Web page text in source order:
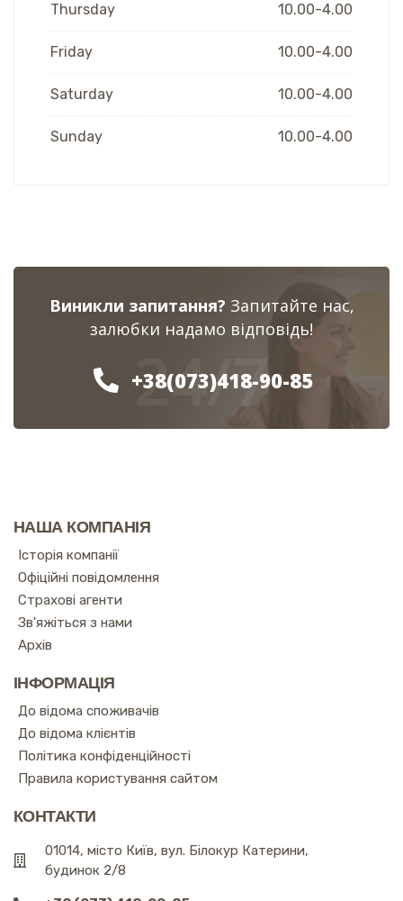
Thursday 10.00-4.00
Friday 10.00-4.00
Saturday 10.00-4.00
Sunday 10.00-4.00
Виникли запитання? Запитайте нас,
залюбки надамо відповідь!
+38(073)418-90-85
24/7
НАША КОМПАНІЯ
Історія компанії
Офіційні повідомлення
Страхові агенти
Зв'яжіться з нами
Архів
ІНФОРМАЦІЯ
До відома споживачів
До відома клієнтів
Політика конфіденційності
Правила користування сайтом
КОНТАКТИ
01014, місто Київ, вул. Білокур Катерини,
будинок 2/8